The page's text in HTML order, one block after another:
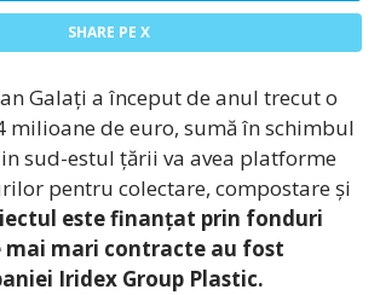
SHARE PE X
Galați a început de anul trecut o
milioane de euro, sumă în schimbul
sud-estul țării va avea platforme
pentru colectare, compostare și
este finanțat prin fonduri
mai mari contracte au fost
Iridex Group Plastic.